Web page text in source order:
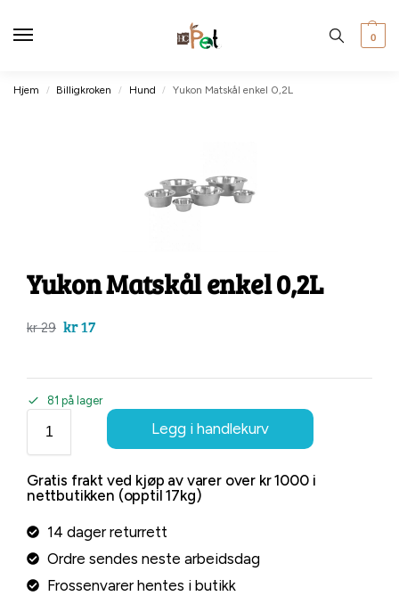
0
Hjem / Billigkroken / Hund / Yukon Matskål enkel 0,2L
Yukon Matskål enkel 0,2L
kr29 kr17
81 på lager
Legg i handlekurv
Gratis frakt ved kjøp av varer over kr 1000 i
nettbutikken (opptil 17kg)
14 dager returrett
Ordre sendes neste arbeidsdag
Frossenvarer hentes i butikk